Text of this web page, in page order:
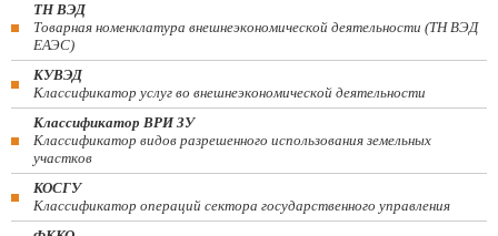
ТН ВЭД
Товарная номенклатура внешнеэкономической деятельности (ТН ВЭД
ЕАЭС)
КУВЭД
Классификатор услуг во внешнеэкономической деятельности
Классификатор ВРИ ЗУ
Классификатор видов разрешенного использования земельных
участков
КОСГУ
Классификатор операций сектора государственного управления